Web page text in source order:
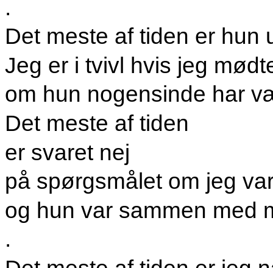
.
Det meste af tiden er hun
Jeg er i tvivl hvis jeg
om hun nogensinde har
Det meste af tiden
er svaret nej
på spørgsmålet om jeg
og hun var sammen med
.